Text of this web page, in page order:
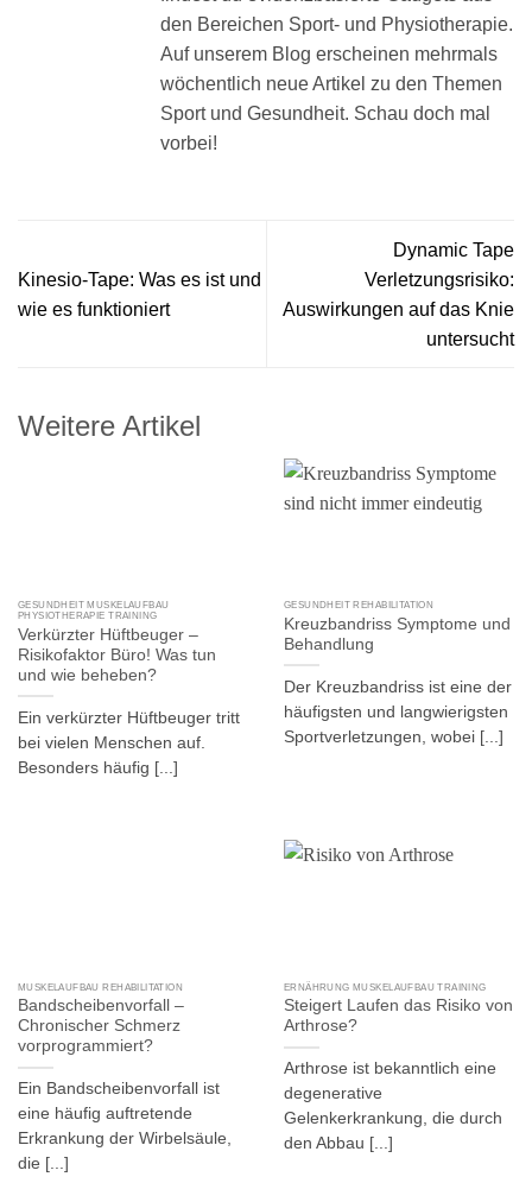
den Bereichen Sport- und Physiotherapie.
Auf unserem Blog erscheinen mehrmals
wöchentlich neue Artikel zu den Themen
Sport und Gesundheit. Schau doch mal
vorbei!
Kinesio-Tape: Was es ist und
wie es funktioniert
Dynamic Tape
Verletzungsrisiko:
Auswirkungen auf das Knie
untersucht
Weitere Artikel
GESUNDHEIT MUSKELAUFBAU
PHYSIOTHERAPIE TRAINING
Verkürzter Hüftbeuger –
Risikofaktor Büro! Was tun
und wie beheben?
Ein verkürzter Hüftbeuger tritt
bei vielen Menschen auf.
Besonders häufig [...]
GESUNDHEIT REHABILITATION
Kreuzbandriss Symptome und
Behandlung
Der Kreuzbandriss ist eine der
häufigsten und langwierigsten
Sportverletzungen, wobei [...]
MUSKELAUFBAU REHABILITATION
Bandscheibenvorfall –
Chronischer Schmerz
vorprogrammiert?
Ein Bandscheibenvorfall ist
eine häufig auftretende
Erkrankung der Wirbelsäule,
die [...]
ERNÄHRUNG MUSKELAUFBAU TRAINING
Steigert Laufen das Risiko von
Arthrose?
Arthrose ist bekanntlich eine
degenerative
Gelenkerkrankung, die durch
den Abbau [...]